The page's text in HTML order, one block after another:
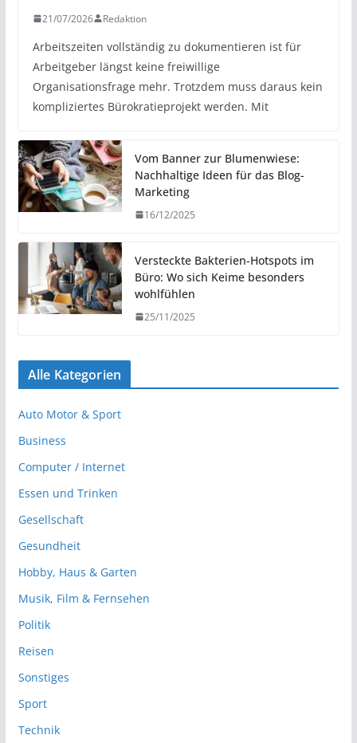
21/07/2026 Redaktion
Arbeitszeiten vollständig zu dokumentieren ist für
Arbeitgeber längst keine freiwillige
Organisationsfrage mehr. Trotzdem muss daraus kein
kompliziertes Bürokratieprojekt werden. Mit
Vom Banner zur Blumenwiese:
Nachhaltige Ideen für das Blog-
Marketing
16/12/2025
Versteckte Bakterien-Hotspots im
Büro: Wo sich Keime besonders
wohlfühlen
25/11/2025
Alle Kategorien
Auto Motor & Sport
Business
Computer / Internet
Essen und Trinken
Gesellschaft
Gesundheit
Hobby, Haus & Garten
Musik, Film & Fernsehen
Politik
Reisen
Sonstiges
Sport
Technik